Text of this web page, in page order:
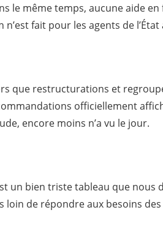
le même temps, aucune aide
n’est fait pour les agents de
que restructurations et
officiellement
encore moins n’a vu le jour.
un bien triste tableau que
loin de répondre aux besoins